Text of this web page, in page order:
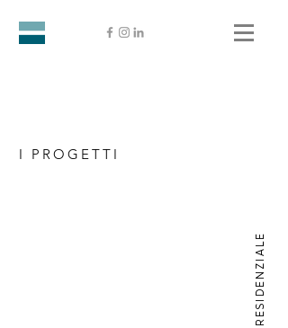
I PROGETTI
RESIDENZIALE